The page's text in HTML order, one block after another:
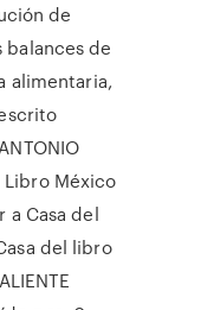
de
de
alimentaria,
Libro México
a Casa del
del libro